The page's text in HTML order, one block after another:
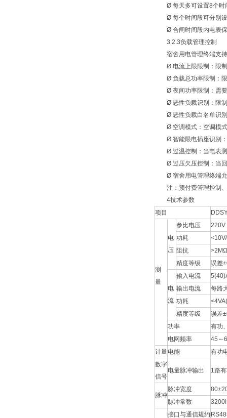
Ø 每天多可设置8个时
Ø 每个时间段可分别设
Ø 合闸时间段内电表保
3.2.3负载管理控制
宿舍用电管理终端支持
Ø 电流上限限制：限制
Ø 负载总功率限制：限
Ø 夜间功率限制：需要
Ø 恶性负载识别：限制
Ø 恶性负载白名单识别
Ø 空调模式：空调模式
Ø 智能限电插座识别：
Ø 过温控制：当电表测
Ø 过压欠压控制：当回
Ø 宿舍用电管理终端允
注：预付费管理控制、
4技术参数
项目
测
量
电
压
参比电压
220V
功耗
阻抗
>2MΩ
精度等级
误差
电
流
输入电流
输出电流
每路
功耗
精度等级
误差
功率
有功
电网频率
45～
计量电能
有功
数字
信号
电量脉冲输出 1路
脉冲
脉冲宽度
脉冲常数
接口与通信规约